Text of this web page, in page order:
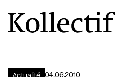
Aller à la page d'accueil
Logo Kollectif
Actualité 04.06.2010